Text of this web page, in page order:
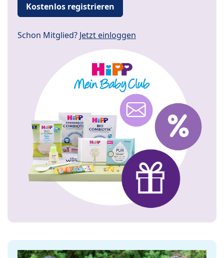
Kostenlos registrieren
Schon Mitglied? Jetzt einloggen